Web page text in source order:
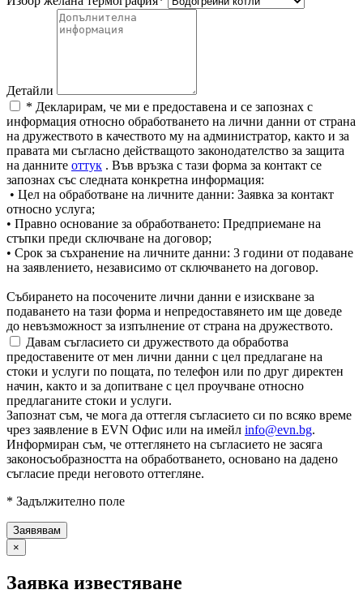
Детайли
* Декларирам, че ми е предоставена и се запознах с
информация относно обработването на лични данни от страна
на дружеството в качеството му на администратор, както и за
правата ми съгласно действащото законодателство за защита
на данните оттук . Във връзка с тази форма за контакт се
запознах със следната конкретна информация:
• Цел на обработване на личните данни: Заявка за контакт
относно услуга;
• Правно основание за обработването: Предприемане на
стъпки преди сключване на договор;
• Срок за съхранение на личните данни: 3 години от подаване
на заявлението, независимо от сключването на договор.
Събирането на посочените лични данни е изискване за
подаването на тази форма и непредоставянето им ще доведе
до невъзможност за изпълнение от страна на дружеството.
Давам съгласието си дружеството да обработва
предоставените от мен лични данни с цел предлагане на
стоки и услуги по пощата, по телефон или по друг директен
начин, както и за допитване с цел проучване относно
предлаганите стоки и услуги.
Запознат съм, че мога да оттегля съгласието си по всяко време
чрез заявление в EVN Офис или на имейл info@evn.bg.
Информиран съм, че оттеглянето на съгласието не засяга
законосъобразността на обработването, основано на дадено
съгласие преди неговото оттегляне.
* Задължително поле
×
Заявка известяване